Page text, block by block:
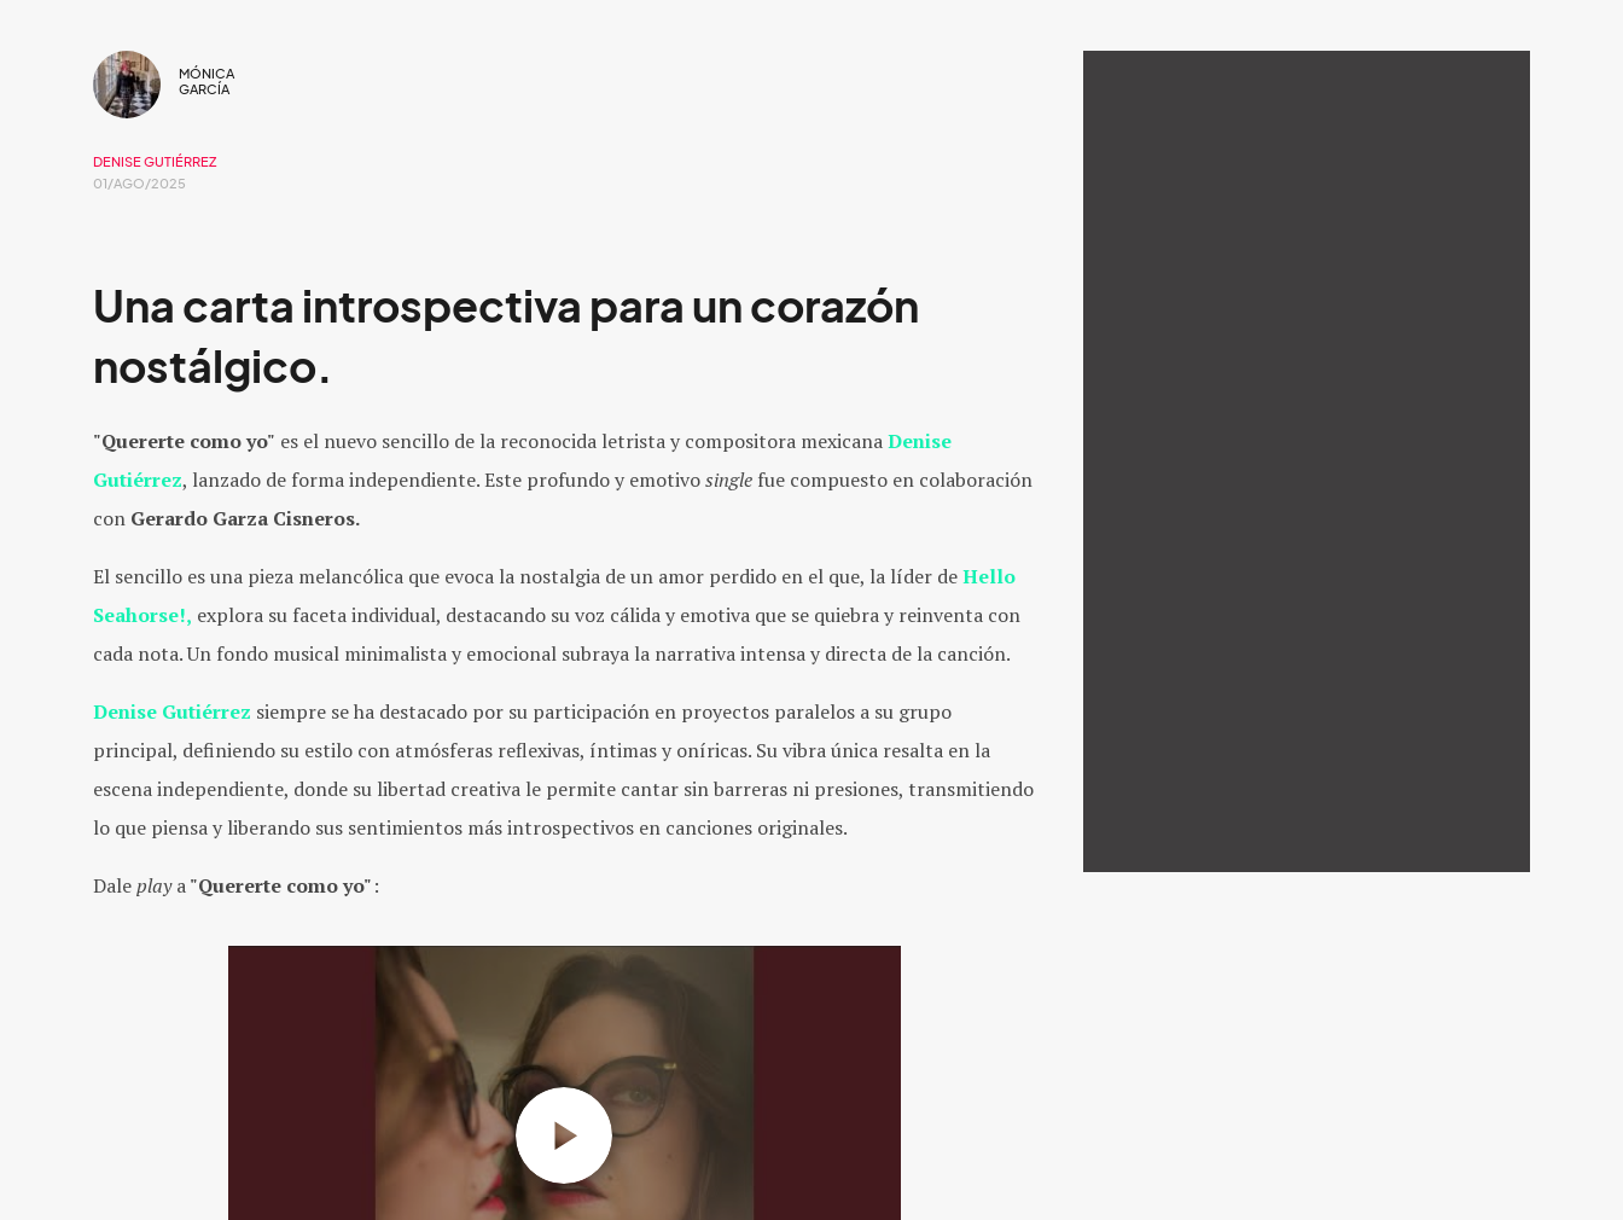
MÓNICA
GARCÍA
DENISE GUTIÉRREZ
01/AGO/2025
Una carta introspectiva para un corazón
nostálgico.
"Quererte como yo" es el nuevo sencillo de la reconocida letrista y compositora mexicanaDenise
Gutiérrez, lanzado de forma independiente. Este profundo y emotivosingle fue compuesto en colaboración
con Gerardo Garza Cisneros.
El sencillo es una pieza melancólica que evoca la nostalgia de un amor perdido en el que, la líder deHello
Seahorse!, explora su faceta individual, destacando su voz cálida y emotiva que se quiebra y reinventa con
cada nota. Un fondo musical minimalista y emocional subraya la narrativa intensa y directa de la canción.
Denise Gutiérrez siempre se ha destacado por su participación en proyectos paralelos a su grupo
principal, definiendo su estilo con atmósferas reflexivas, íntimas y oníricas. Su vibra única resalta en la
escena independiente, donde su libertad creativa le permite cantar sin barreras ni presiones, transmitiendo
lo que piensa y liberando sus sentimientos más introspectivos en canciones originales.
Daleplaya"Quererte como yo":